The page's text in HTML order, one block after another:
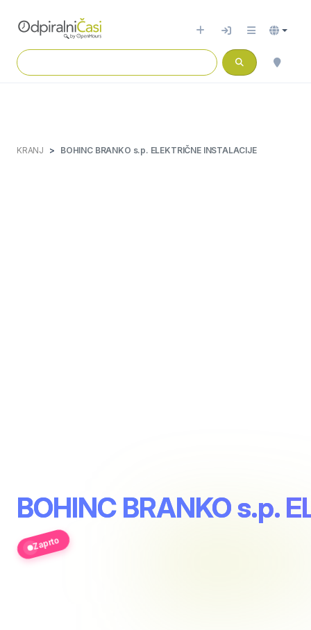
KRANJ BOHINC BRANKO s.p. ELEKTRIČNE INSTALACIJE
BOHINC BRANKO s.p.
Zaprto